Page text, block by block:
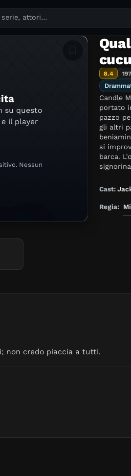
serie TV, attori, registi, generi e
su questo
il player
Nessun
Aggiungi in lista
8.4
Candle
portato
pazzo
gli altri
si
barca.
Cast:
Regia:
non credo piaccia a tutti.